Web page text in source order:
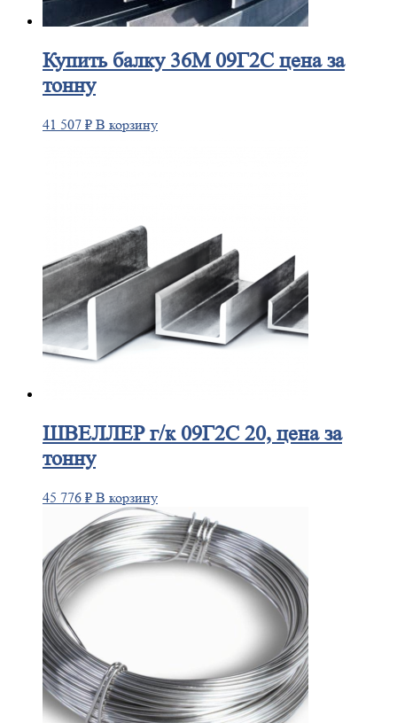
Купитьбалку 36М 09Г2С цена за
тонну
41 507 ₽ В корзину
ШВЕЛЛЕРг/к 09Г2С 20, цена за
тонну
45 776 ₽ В корзину